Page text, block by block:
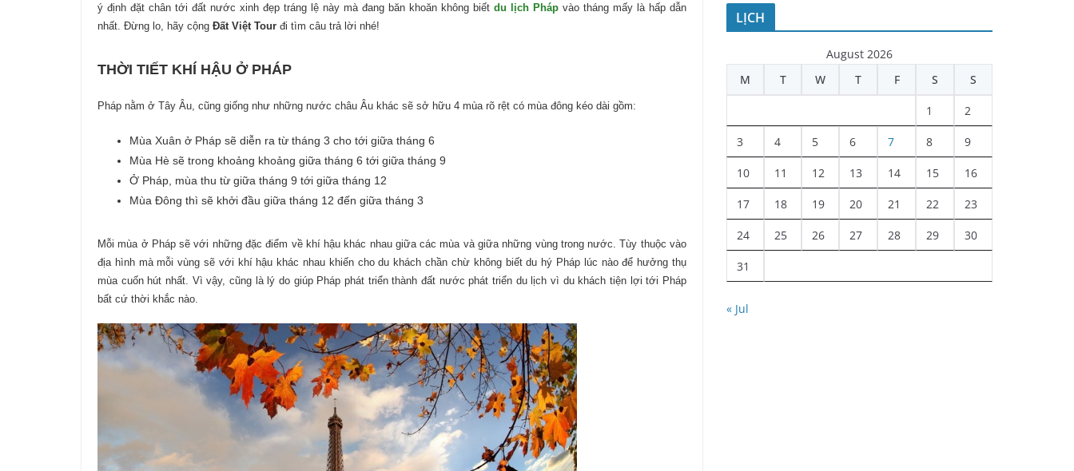
ý định đặt chân tới đất nước xinh đẹp tráng lệ này mà đang băn khoăn không biết du lịch Pháp vào tháng mấy là hấp dẫn
nhất. Đừng lo, hãy cộng Đất Việt Tour đi tìm câu trả lời nhé!
THỜI TIẾT KHÍ HẬU Ở PHÁP
Pháp nằm ở Tây Âu, cũng giống như những nước châu Âu khác sẽ sở hữu 4 mùa rõ rệt có mùa đông kéo dài gồm:
Mùa Xuân ở Pháp sẽ diễn ra từ tháng 3 cho tới giữa tháng 6
Mùa Hè sẽ trong khoảng khoảng giữa tháng 6 tới giữa tháng 9
Ở Pháp, mùa thu từ giữa tháng 9 tới giữa tháng 12
Mùa Đông thì sẽ khởi đầu giữa tháng 12 đến giữa tháng 3
Mỗi mùa ở Pháp sẽ với những đặc điểm về khí hậu khác nhau giữa các mùa và giữa những vùng trong nước. Tùy thuộc vào
địa hình mà mỗi vùng sẽ với khí hậu khác nhau khiến cho du khách chần chừ không biết du hý Pháp lúc nào để hưởng thụ
mùa cuốn hút nhất. Vì vậy, cũng là lý do giúp Pháp phát triển thành đất nước phát triển du lịch vì du khách tiện lợi tới Pháp
bất cứ thời khắc nào.
LỊCH
August 2026
M
T W T F S S
1 2
3 4 5 6 7 8 9
10 11 12 13 14 15 16
17 18 19 20 21 22 23
24 25 26 27 28 29 30
31
« Jul